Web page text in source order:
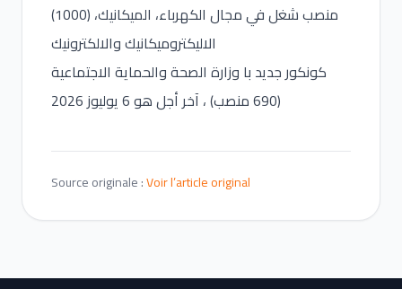
(1000) منصب شغل في مجال الكهرباء، الميكانيك،
الاليكتروميكانيك والالكترونيك
كونكور جديد با وزارة الصحة والحماية الاجتماعية
(690 منصب) ، آخر أجل هو 6 يوليوز 2026
Source originale :Voir l’article original